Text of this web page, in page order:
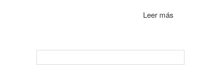
Leer más